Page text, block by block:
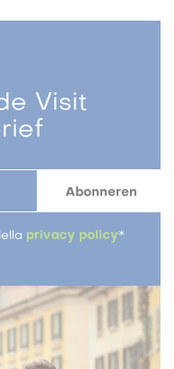
Visit
privacy policy*